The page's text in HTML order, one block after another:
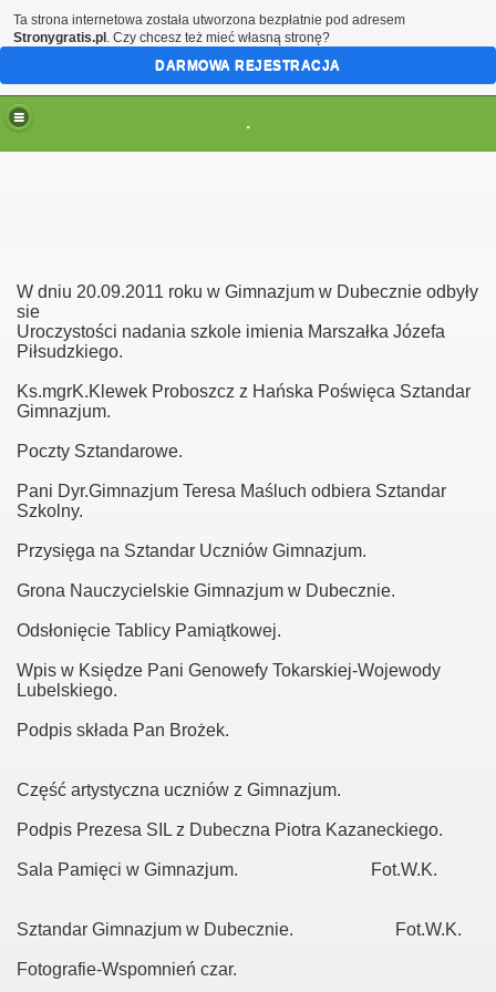
.
W dniu 20.09.2011 roku w Gimnazjum w Dubecznie odbyły
sie
Uroczystości nadania szkole imienia Marszałka Józefa
Piłsudzkiego.
Ks.mgrK.Klewek Proboszcz z Hańska Poświęca Sztandar
Gimnazjum.
Poczty Sztandarowe.
Pani Dyr.Gimnazjum Teresa Maśluch odbiera Sztandar
Szkolny.
Przysięga na Sztandar Uczniów Gimnazjum.
Grona Nauczycielskie Gimnazjum w Dubecznie.
Odsłonięcie Tablicy Pamiątkowej.
Wpis w Księdze Pani Genowefy Tokarskiej-Wojewody
Lubelskiego.
Podpis składa Pan Brożek.
Część artystyczna uczniów z Gimnazjum.
Podpis Prezesa SIL z Dubeczna Piotra Kazaneckiego.
Sala Pamięci w Gimnazjum. Fot.W.K.
Sztandar Gimnazjum w Dubecznie. Fot.W.K.
Fotografie-Wspomnień czar.
Ta strona internetowa została utworzona bezpłatnie pod adresem
Stronygratis.pl . Czy chcesz też mieć własną stronę?
DARMOWA REJESTRACJA